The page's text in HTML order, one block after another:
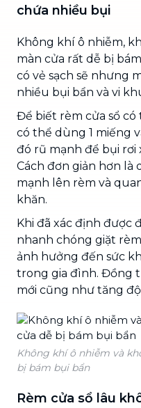
chứa nhiều bụi
Không khí ô nhiễm,
màn cửa rất dễ bị
có vẻ sạch sẽ nhưng
nhiều bụi bẩn và vi
Để biết rèm cửa sổ
có thể dùng 1 miếng
đó rũ mạnh để bụi rơi
Cách đơn giản hơn là
mạnh lên rèm và
khăn.
Khi đã xác định được
nhanh chóng giặt
ảnh hưởng đến sức
trong gia đình. Đồng
mới cũng như tăng
Không khí ô nhiễm và
bị bám bụi bẩn
Rèm cửa sổ lâu